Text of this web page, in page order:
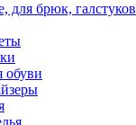
для брюк, галстуков
обуви